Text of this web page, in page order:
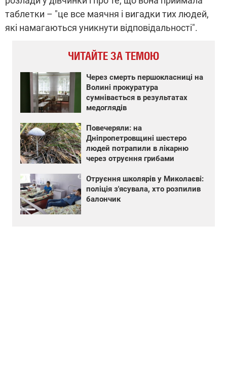
таблетки – "це все маячня і вигадки тих людей,
які намагаються уникнути відповідальності".
ЧИТАЙТЕ ЗА ТЕМОЮ
Через смерть першокласниці на
Волині прокуратура
сумнівається в результатах
медоглядів
Повечеряли: на
Дніпропетровщині шестеро
людей потрапили в лікарню
через отруєння грибами
Отруєння школярів у Миколаєві:
поліція з'ясувала, хто розпилив
балончик